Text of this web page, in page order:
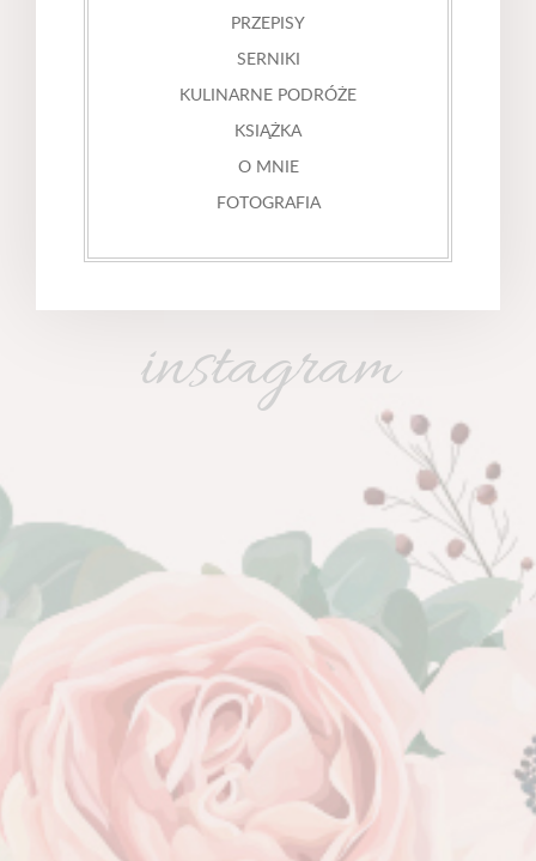
PRZEPISY
SERNIKI
KULINARNE PODRÓŻE
KSIĄŻKA
O MNIE
FOTOGRAFIA
instagram